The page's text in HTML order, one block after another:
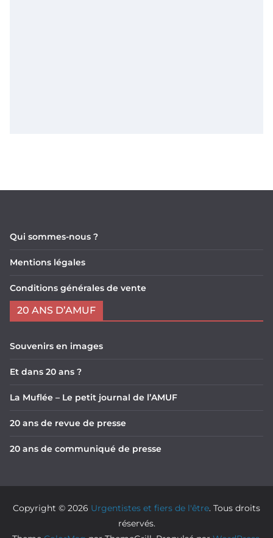
Qui sommes-nous ?
Mentions légales
Conditions générales de vente
20 ANS D’AMUF
Souvenirs en images
Et dans 20 ans ?
La Muflée – Le petit journal de l’AMUF
20 ans de revue de presse
20 ans de communiqué de presse
Copyright © 2026 Urgentistes et fiers de l'être. Tous droits
réservés.